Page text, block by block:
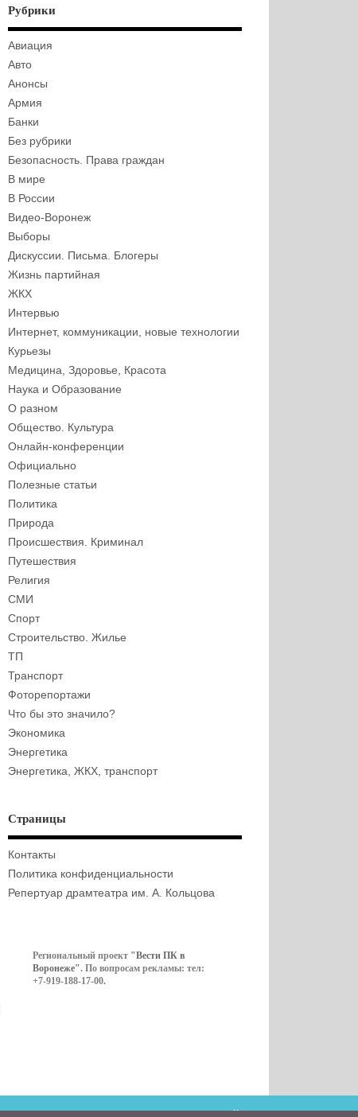
Рубрики
Авиация
Авто
Анонсы
Армия
Банки
Без рубрики
Безопасность. Права граждан
В мире
В России
Видео-Воронеж
Выборы
Дискуссии. Письма. Блогеры
Жизнь партийная
ЖКХ
Интервью
Интернет, коммуникации, новые технологии
Курьезы
Медицина, Здоровье, Красота
Наука и Образование
О разном
Общество. Культура
Онлайн-конференции
Официально
Полезные статьи
Политика
Природа
Происшествия. Криминал
Путешествия
Религия
СМИ
Спорт
Строительство. Жилье
ТП
Транспорт
Фоторепортажи
Что бы это значило?
Экономика
Энергетика
Энергетика, ЖКХ, транспорт
Страницы
Контакты
Политика конфиденциальности
Репертуар драмтеатра им. А. Кольцова
Региональный проект "Вести ПК в
Воронеже". По вопросам рекламы: тел:
+7-919-188-17-00.
Контакты